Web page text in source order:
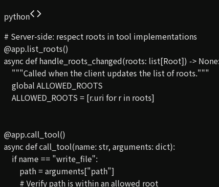
python
# Server-side: respect roots in tool implementations
@app.list_roots()
async def handle_roots_changed(roots: list[Root]) ->
    """Called when the client updates the list of roots."""
    global ALLOWED_ROOTS
    ALLOWED_ROOTS = [r.uri for r in roots]
@app.call_tool()
async def call_tool(name: str, arguments: dict):
    if name == "write_file":
        path = arguments["path"]
        # Verify path is within an allowed root